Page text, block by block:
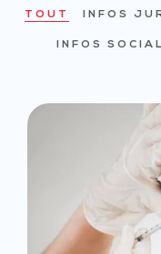
TOUT INFOS
INFOS